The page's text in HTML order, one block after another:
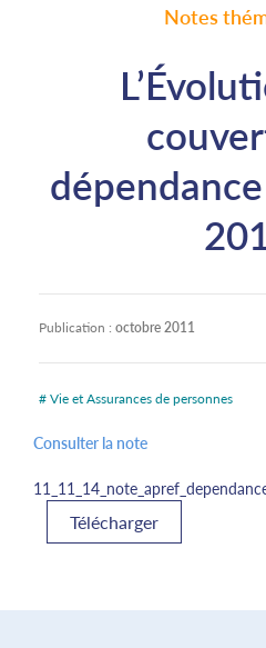
Notes
Publication : octobre 2011
# Vie et Assurances de personnes
Consulter la note
Télécharger